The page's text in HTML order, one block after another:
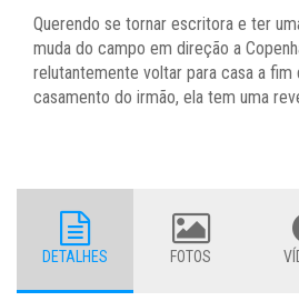
Querendo se tornar escritora e ter
muda do campo em direção a
relutantemente voltar para casa a fim
casamento do irmão, ela tem uma
DETALHES FOTOS